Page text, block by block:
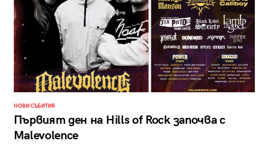
НОВИ СЪБИТИЯ
Първият ден на Hills of Rock започва с
Malevolence